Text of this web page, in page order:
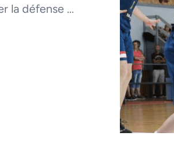
la défense ...